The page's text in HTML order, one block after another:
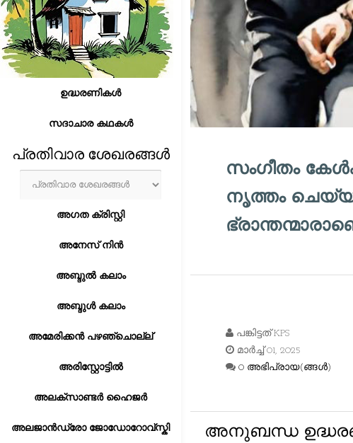
ഉദ്ധരണികൾ
സദാചാര കഥകൾ
പ്രതിവാര ശേഖരങ്ങൾ
അഗത ക്രിസ്റ്റി
അനേസ് നിൻ
അബ്ദുൽ കലാം
അബ്ദുൾ കലാം
അമേരിക്കൻ പഴഞ്ചൊല്ല്
അരിസ്റ്റോട്ടിൽ
അലക്സാണ്ടർ ഹൈജർ
അലജാൻഡ്രോ ജോഡോറോവ്സ്കി
സംഗീതം
നൃത്തം
പങ്കിട്ടത്KPS
മാർച്ച് 01, 2025
0 അഭിപ്രായ(ങ്ങള്‍)
അനുബന്ധ